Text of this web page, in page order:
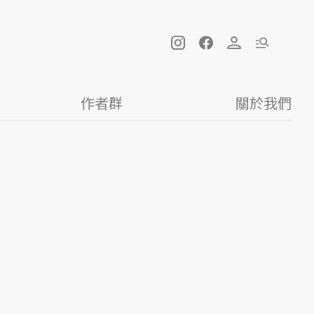
作者群 關於我們